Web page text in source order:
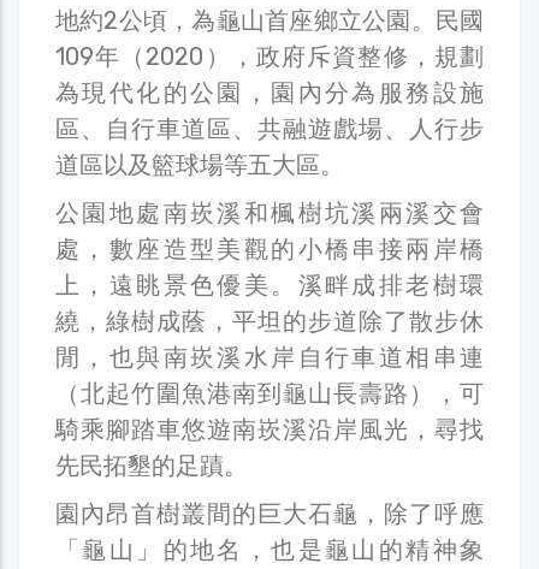
地約2公頃，為龜山首座鄉立公園。民國
109年（2020），政府斥資整修，規劃
為現代化的公園，園內分為服務設施
區、自行車道區、共融遊戲場、人行步
道區以及籃球場等五大區。
公園地處南崁溪和楓樹坑溪兩溪交會
處，數座造型美觀的小橋串接兩岸橋
上，遠眺景色優美。溪畔成排老樹環
繞，綠樹成蔭，平坦的步道除了散步休
閒，也與南崁溪水岸自行車道相串連
（北起竹圍魚港南到龜山長壽路），可
騎乘腳踏車悠遊南崁溪沿岸風光，尋找
先民拓墾的足蹟。
園內昂首樹叢間的巨大石龜，除了呼應
「龜山」的地名，也是龜山的精神象